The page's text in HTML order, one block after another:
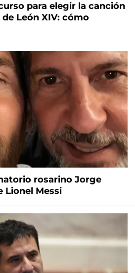
para elegir la canción
León XIV: cómo
rosarino Jorge
Lionel Messi